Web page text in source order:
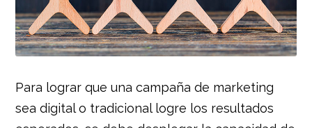
Para lograr que una campaña de marketing
sea digital o tradicional logre los resultados